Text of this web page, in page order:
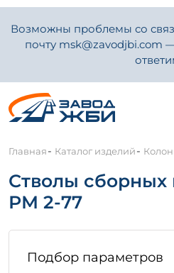
Возможны проблемы со
почту msk@zavodjbi.com
Главная- Каталог изделий-
Стволы сборных
РМ 2-77
Подбор параметров